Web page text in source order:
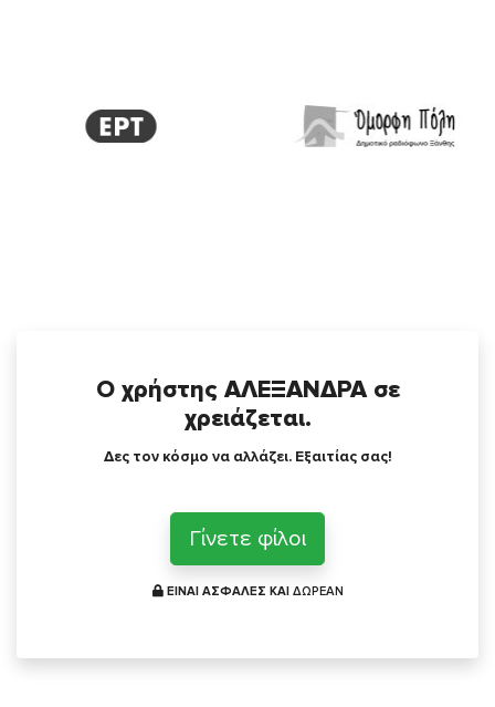
Ο χρήστης ΑΛΕΞΑΝΔΡΑ σε
χρειάζεται.
Δες τον κόσμο να αλλάζει. Εξαιτίας σας!
Γίνετε φίλοι
ΕΙΝΑΙ ΑΣΦΑΛΕΣ ΚΑΙ ΔΩΡΕΑΝ